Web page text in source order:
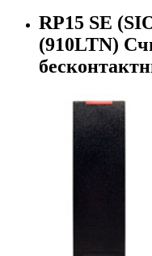
RP15 SE
(910LTN)